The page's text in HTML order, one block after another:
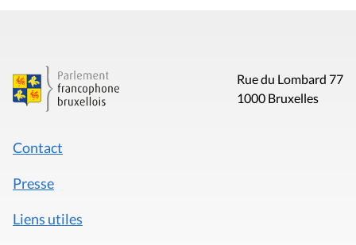
Rue du Lombard 77
1000 Bruxelles
Contact
Presse
Liens utiles